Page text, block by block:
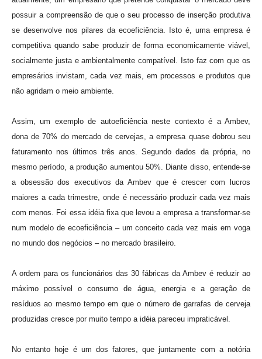
possuir a compreensão de que o seu processo de inserção produtiva
se desenvolve nos pilares da ecoeficiência. Isto é, uma empresa é
competitiva quando sabe produzir de forma economicamente viável,
socialmente justa e ambientalmente compatível. Isto faz com que os
empresários invistam, cada vez mais, em processos e produtos que
não agridam o meio ambiente.
Assim, um exemplo de autoeficiência neste contexto é a Ambev,
dona de 70% do mercado de cervejas, a empresa quase dobrou seu
faturamento nos últimos três anos. Segundo dados da própria, no
mesmo período, a produção aumentou 50%. Diante disso, entende-se
a obsessão dos executivos da Ambev que é crescer com lucros
maiores a cada trimestre, onde é necessário produzir cada vez mais
com menos. Foi essa idéia fixa que levou a empresa a transformar-se
num modelo de ecoeficiência – um conceito cada vez mais em voga
no mundo dos negócios – no mercado brasileiro.
A ordem para os funcionários das 30 fábricas da Ambev é reduzir ao
máximo possível o consumo de água, energia e a geração de
resíduos ao mesmo tempo em que o número de garrafas de cerveja
produzidas cresce por muito tempo a idéia pareceu impraticável.
No entanto hoje é um dos fatores, que juntamente com a notória